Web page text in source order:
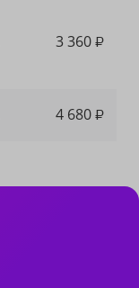
3 360 ₽
4 680 ₽